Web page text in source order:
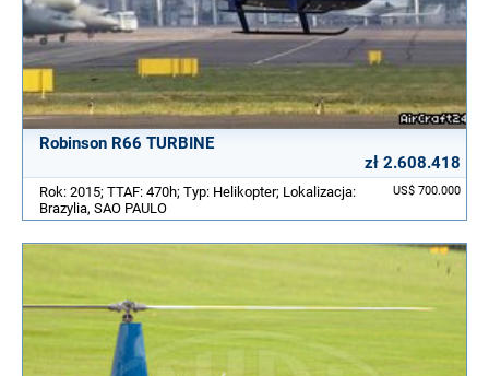
Robinson R66 TURBINE
zł 2.608.418
US$ 700.000
Rok: 2015; TTAF: 470h; Typ: Helikopter; Lokalizacja:
Brazylia, SAO PAULO